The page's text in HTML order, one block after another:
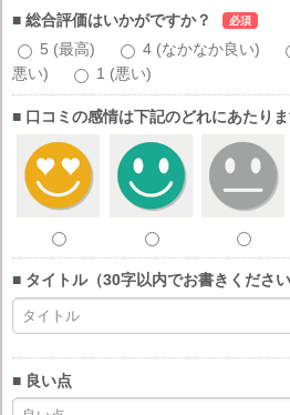
■ 総合評価はいかがですか？ 必須
5 (最高) 4 (なかなか良い)
悪い)
1 (悪い)
■ 口コミの感情は下記のどれにあたりま
■ タイトル（30字以内でお書きください
■ 良い点